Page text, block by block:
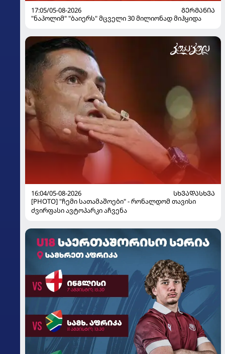
17:05/05-08-2026
ᲒᲔᲠᲛᲐᲜᲘᲐ
"ნაპოლიმ" "ბაიერს" მცველი 30 მილიონად მიჰყიდა
16:04/05-08-2026
ᲡᲮᲕᲐᲓᲐᲡᲮᲕᲐ
[PHOTO] "ჩემი სათამაშოები" - რონალდომ თავისი
ძვირფასი ავტოპარკი აჩვენა